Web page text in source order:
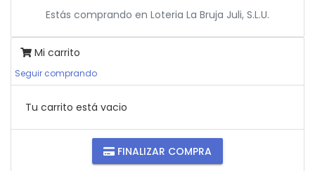
Estás comprando en Loteria La Bruja Juli, S.l.u.
Mi carrito
Seguir comprando
Tu carrito está vacio
FINALIZAR COMPRA